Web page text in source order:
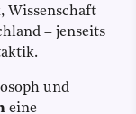
Wissenschaft
– jenseits
und
eine